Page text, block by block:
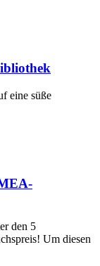
eine süße
den 5
Um diesen